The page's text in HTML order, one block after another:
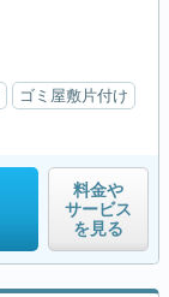
ゴミ屋敷片付け
料金や
サービス
を見る